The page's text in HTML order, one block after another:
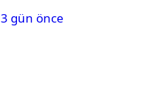
3 gün önce